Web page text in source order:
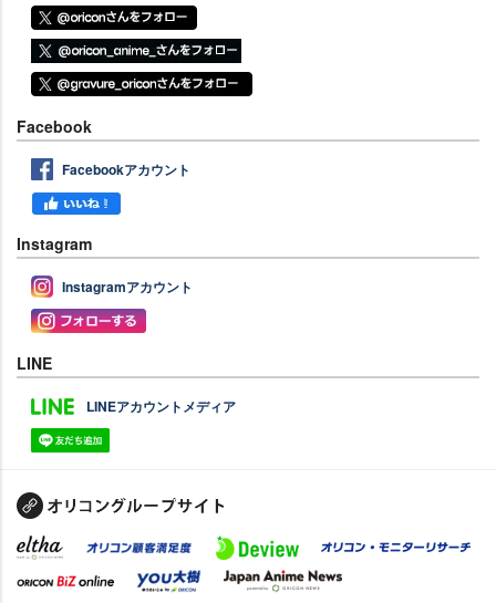
Facebook
Facebookアカウント
Instagram
Instagramアカウント
LINE
LINEアカウントメディア